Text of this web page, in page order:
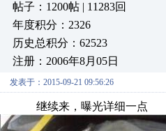
帖子：1200帖 | 11283回
年度积分：2326
历史总积分：62523
注册：2006年8月05日
发表于：2015-09-21 09:56:26
继续来，曝光详细一点